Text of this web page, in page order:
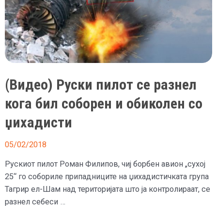
(Видео) Руски пилот се разнел
кога бил соборен и обиколен со
џихадисти
05/02/2018
Рускиот пилот Роман Филипов, чиј борбен авион „сухој
25“ го собориле припадниците на џихадистичката група
Тагрир ел-Шам над територијата што ја контролираат, се
разнел себеси …